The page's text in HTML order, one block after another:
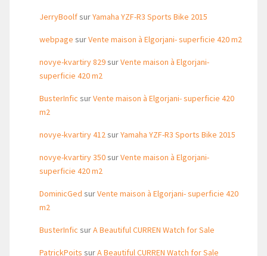
JerryBoolfsurYamaha YZF-R3 Sports Bike 2015
webpage surVente maison à Elgorjani- superficie 420 m2
novye-kvartiry 829surVente maison à Elgorjani-
superficie 420 m2
BusterInfic surVente maison à Elgorjani- superficie 420
m2
novye-kvartiry 412surYamaha YZF-R3 Sports Bike 2015
novye-kvartiry 350surVente maison à Elgorjani-
superficie 420 m2
DominicGed surVente maison à Elgorjani- superficie 420
m2
BusterInfic surA Beautiful CURREN Watch for Sale
PatrickPoits surA Beautiful CURREN Watch for Sale